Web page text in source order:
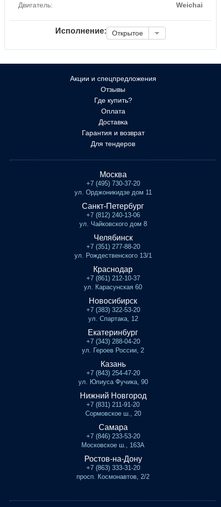
Двигатель:
Weichai
Исполнение: Открытое
Акции и спецпредложения
Отзывы
Где купить?
Оплата
Доставка
Гарантия и возврат
Для тендеров
Москва
+7 (495) 730-37-20
ул. Орджоникидзе дом 11
Санкт-Петербург
+7 (812) 240-13-06
ул. Чайковского дом 8
Челябинск
+7 (351) 277-88-20
ул. Рождественского 13/1
Краснодар
+7 (861) 212-10-37
ул. Карасунская 60
Новосибирск
+7 (383) 322-53-20
ул. Спартака, 12
Екатеринбург
+7 (343) 288-04-20
ул. Героев России, 2
Казань
+7 (843) 254-47-20
ул. Юлиуса Фучика, 90
Нижний Новгород
+7 (831) 211-91-20
Сормовское ш., 20
Самара
+7 (846) 233-53-20
Московское ш., 163А
Ростов-на-Дону
+7 (863) 333-31-20
просп. Космонавтов, 2/2